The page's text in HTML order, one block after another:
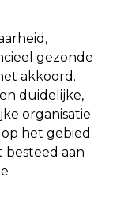
gezonde
akkoord.
duidelijke,
organisatie.
het gebied
besteed aan